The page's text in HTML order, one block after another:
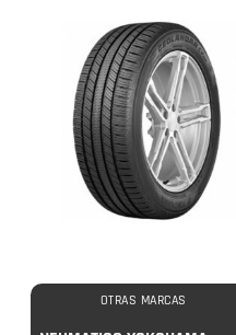
OTRAS MARCAS